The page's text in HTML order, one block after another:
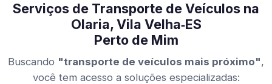
Serviços de Transporte de Veículos na
Olaria, Vila Velha‑ES
Perto de Mim
Buscando "transporte de veículos mais próximo",
você tem acesso a soluções especializadas: